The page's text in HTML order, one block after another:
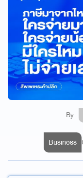
By
Business